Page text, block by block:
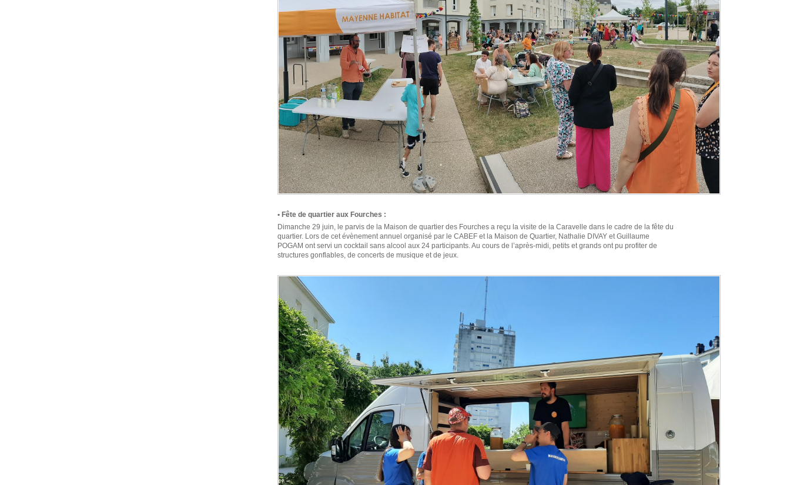
• Fête de quartier aux Fourches :
Dimanche 29 juin, le parvis de la Maison de quartier des Fourches a reçu la visite de la Caravelle dans le cadre de la fête du
quartier. Lors de cet évènement annuel organisé par le CABEF et la Maison de Quartier, Nathalie DIVAY et Guillaume
POGAM ont servi un cocktail sans alcool aux 24 participants. Au cours de l’après-midi, petits et grands ont pu profiter de
structures gonflables, de concerts de musique et de jeux.